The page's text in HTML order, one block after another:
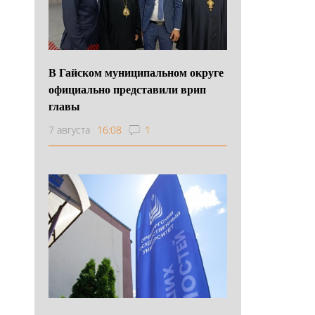
В Гайском муниципальном округе
официально представили врип
главы
7 августа 16:08 1